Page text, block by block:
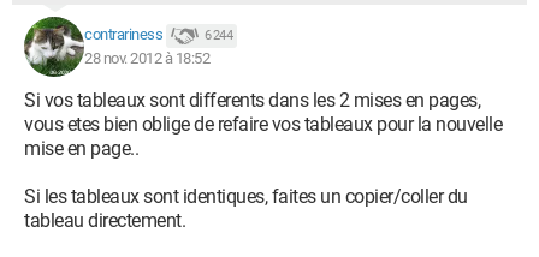
contrariness 6 244
28 nov. 2012 à 18:52
Si vos tableaux sont differents dans les 2 mises en pages,
vous etes bien oblige de refaire vos tableaux pour la nouvelle
mise en page..
Si les tableaux sont identiques, faites un copier/coller du
tableau directement.